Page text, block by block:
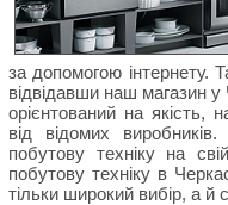
за допомогою інтернету.
відвідавши наш магазин
орієнтований на якість,
від відомих
побутову техніку на
побутову техніку в
тільки широкий вибір, а й